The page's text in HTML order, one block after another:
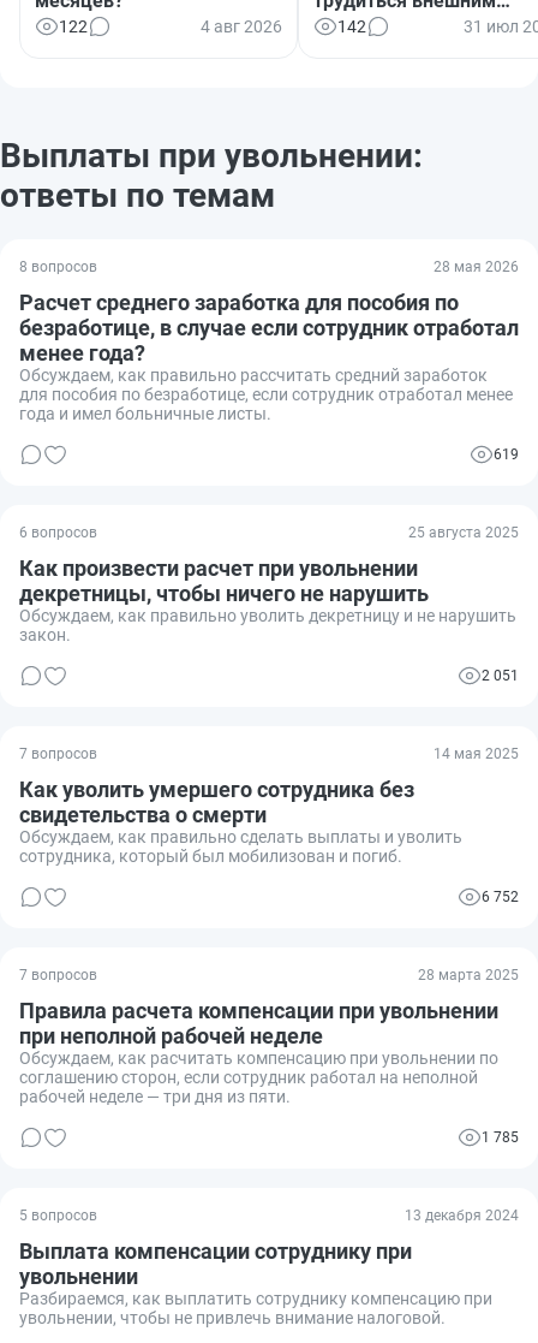
122 4 авг 2026
совместителем?
142 31 июл
Выплаты при увольнении:
ответы по темам
8 вопросов 28 мая 2026
Расчет среднего заработка для пособия по
безработице, в случае если сотрудник отработал
менее года?
Обсуждаем, как правильно рассчитать средний заработок
для пособия по безработице, если сотрудник отработал менее
года и имел больничные листы.
619
6 вопросов 25 августа 2025
Как произвести расчет при увольнении
декретницы, чтобы ничего не нарушить
Обсуждаем, как правильно уволить декретницу и не нарушить
закон.
2 051
7 вопросов 14 мая 2025
Как уволить умершего сотрудника без
свидетельства о смерти
Обсуждаем, как правильно сделать выплаты и уволить
сотрудника, который был мобилизован и погиб.
6 752
7 вопросов 28 марта 2025
Правила расчета компенсации при увольнении
при неполной рабочей неделе
Обсуждаем, как расчитать компенсацию при увольнении по
соглашению сторон, если сотрудник работал на неполной
рабочей неделе — три дня из пяти.
1 785
5 вопросов 13 декабря 2024
Выплата компенсации сотруднику при
увольнении
Разбираемся, как выплатить сотруднику компенсацию при
увольнении, чтобы не привлечь внимание налоговой.